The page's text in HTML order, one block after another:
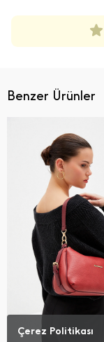
Benzer Ürünler
Çerez Politikası